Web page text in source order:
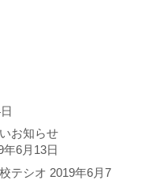
お知らせ
年6月13日
テシオ 2019年6月7